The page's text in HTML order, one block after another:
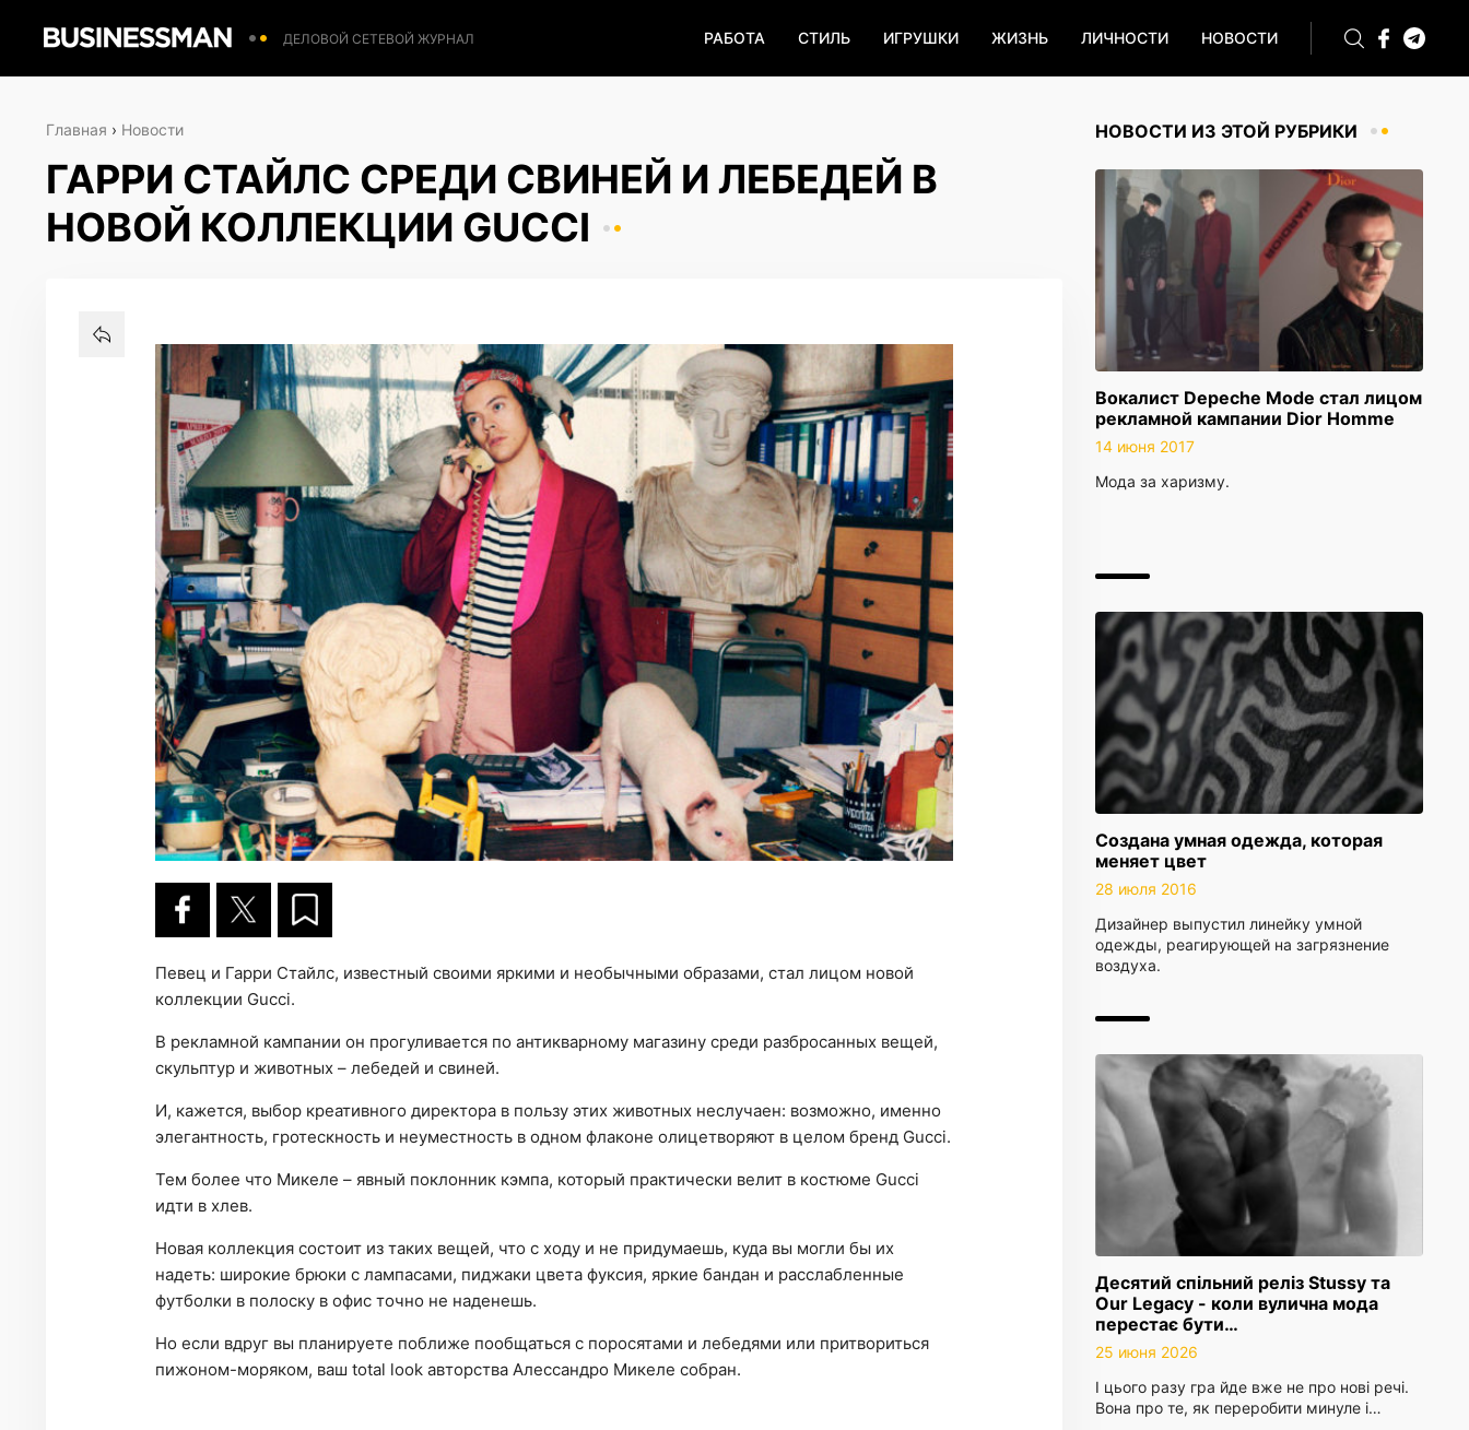
ДЕЛОВОЙ СЕТЕВОЙ ЖУРНАЛ РАБОТА СТИЛЬ ИГРУШКИ ЖИЗНЬ ЛИЧНОСТИ НОВОСТИ
НОВОСТИ ИЗ ЭТОЙ РУБРИКИ
Вокалист Depeche Mode стал лицом
рекламной кампании Dior Homme
14 июня 2017
Мода за харизму.
Создана умная одежда, которая
меняет цвет
28 июля 2016
Дизайнер выпустил линейку умной
одежды, реагирующей на загрязнение
воздуха.
Десятий спільний реліз Stussy та
Our Legacy - коли вулична мода
перестає бути…
25 июня 2026
І цього разу гра йде вже не про нові речі.
Вона про те, як переробити минуле і…
Главная › Новости
ГАРРИ СТАЙЛС СРЕДИ СВИНЕЙ И ЛЕБЕДЕЙ В
НОВОЙ КОЛЛЕКЦИИ GUCCI
Певец и Гарри Стайлс, известный своими яркими и необычными образами, стал лицом новой
коллекции Gucci.
В рекламной кампании он прогуливается по антикварному магазину среди разбросанных вещей,
скульптур и животных – лебедей и свиней.
И, кажется, выбор креативного директора в пользу этих животных неслучаен: возможно, именно
элегантность, гротескность и неуместность в одном флаконе олицетворяют в целом бренд Gucci.
Тем более что Микеле – явный поклонник кэмпа, который практически велит в костюме Gucci
идти в хлев.
Новая коллекция состоит из таких вещей, что с ходу и не придумаешь, куда вы могли бы их
надеть: широкие брюки с лампасами, пиджаки цвета фуксия, яркие бандан и расслабленные
футболки в полоску в офис точно не наденешь.
Но если вдруг вы планируете поближе пообщаться с поросятами и лебедями или притвориться
пижоном-моряком, ваш total look авторства Алессандро Микеле собран.